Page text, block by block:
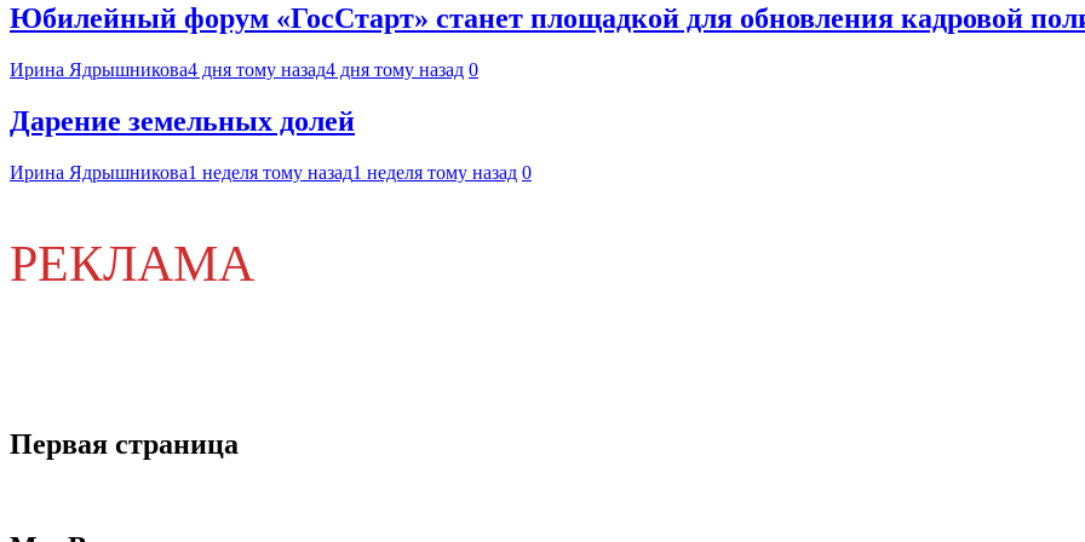
Юбилейный форум «ГосСтарт» станет площадкой для обновления кадровой
Ирина Ядрышникова4 дня тому назад4 дня тому назад 0
Дарение земельных долей
Ирина Ядрышникова1 неделя тому назад1 неделя тому назад 0
РЕКЛАМА
Первая страница